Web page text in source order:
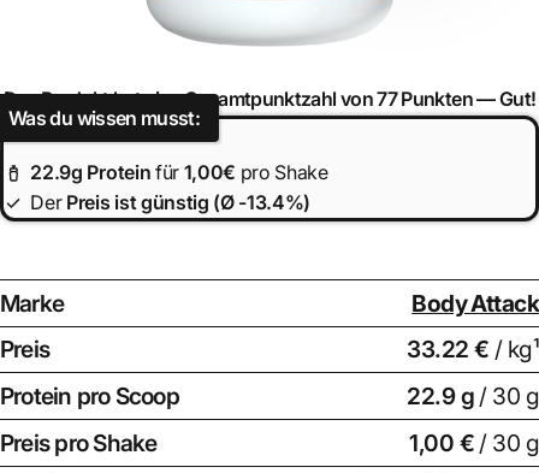
Das Produkt hat eine Gesamtpunktzahl von 77 Punkten —Gut!
Was du wissen musst:
22.9g Protein für 1,00€ pro Shake
Der Preis istgünstig (Ø -13.4%)
Marke
Body Attack
Preis
33.22 € / kg¹
Protein pro Scoop
22.9g / 30 g
Preis pro Shake
1,00 € / 30 g